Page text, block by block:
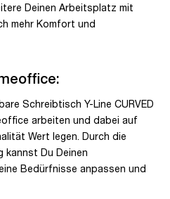
Deinen Arbeitsplatz mit
mehr Komfort und
Schreibtisch Y-Line CURVED
arbeiten und dabei auf
Wert legen. Durch die
kannst Du Deinen
Bedürfnisse anpassen und